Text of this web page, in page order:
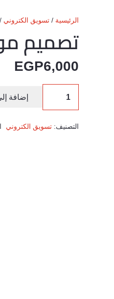
الرئيسية / تسويق الكتروني
تصميم
EGP6,000
إضافة
التصنيف: تسويق الكتروني